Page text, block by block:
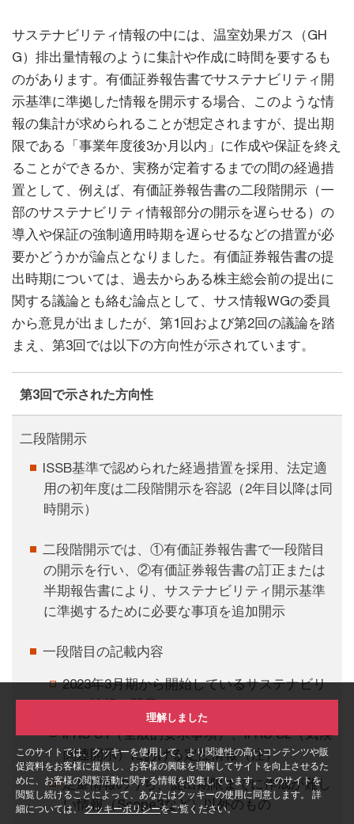
このサイトでは、クッキーを使用して、より関連性の高いコンテンツや販
促資料をお客様に提供し、お客様の興味を理解してサイトを向上させるた
めに、お客様の閲覧活動に関する情報を収集しています。 このサイトを
閲覧し続けることによって、あなたはクッキーの使用に同意します。 詳
細については、クッキーポリシーをご覧ください。
理解しました
サステナビリティ情報の中には、温室効果ガス（GH
G）排出量情報のように集計や作成に時間を要するも
のがあります。有価証券報告書でサステナビリティ開
示基準に準拠した情報を開示する場合、このような情
報の集計が求められることが想定されますが、提出期
限である「事業年度後3か月以内」に作成や保証を終え
ることができるか、実務が定着するまでの間の経過措
置として、例えば、有価証券報告書の二段階開示（一
部のサステナビリティ情報部分の開示を遅らせる）の
導入や保証の強制適用時期を遅らせるなどの措置が必
要かどうかが論点となりました。有価証券報告書の提
出時期については、過去からある株主総会前の提出に
関する議論とも絡む論点として、サス情報WGの委員
から意見が出ましたが、第1回および第2回の議論を踏
まえ、第3回では以下の方向性が示されています。
第3回で示された方向性
二段階開示
ISSB基準で認められた経過措置を採用、法定適
用の初年度は二段階開示を容認（2年目以降は同
時開示）
二段階開示では、①有価証券報告書で一段階目
の開示を行い、②有価証券報告書の訂正または
半期報告書により、サステナビリティ開示基準
に準拠するために必要な事項を追加開示
一段階目の記載内容
2023年3月期から開始しているサステナビリ
ティ情報の開示
IFRS S1（全般的要求事項）、IFRS S2（気候
関連開示）における定性情報（注）
定量情報のうち、提出期限までに作成が難し
い情報（Scope3など）以外のもの